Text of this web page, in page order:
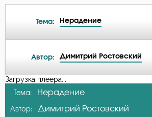
Тема: Нерадение
Ангел
Благодарность
Автор: Димитрий Ростовский
А-я
Авва Дорофей
Загрузка плеера...
Тема: Нерадение
Автор: Димитрий Ростовский